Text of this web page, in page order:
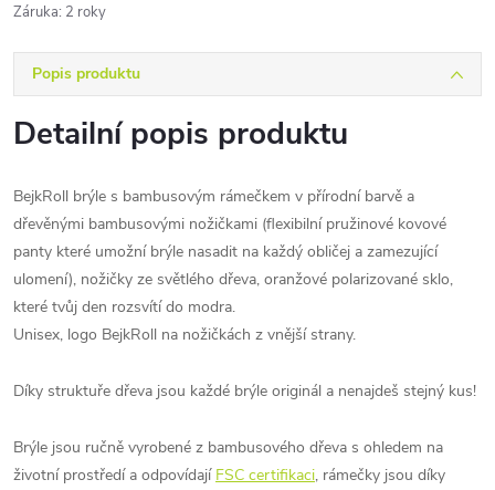
Záruka: 2 roky
Popis produktu
Detailní popis produktu
BejkRoll brýle s bambusovým rámečkem v přírodní barvě a
dřevěnými bambusovými nožičkami (flexibilní pružinové kovové
panty které umožní brýle nasadit na každý obličej a zamezující
ulomení), nožičky ze světlého dřeva, oranžové polarizované sklo,
které tvůj den rozsvítí do modra.
Unisex, logo BejkRoll na nožičkách z vnější strany.
Díky struktuře dřeva jsou každé brýle originál a nenajdeš stejný kus!
Brýle jsou ručně vyrobené z bambusového dřeva s ohledem na
životní prostředí a odpovídají FSC certifikaci, rámečky jsou díky